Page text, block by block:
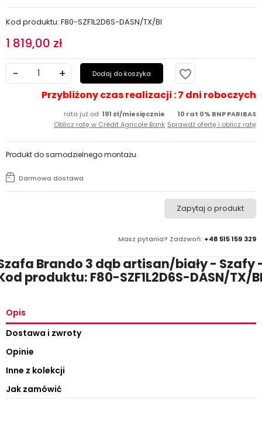
Kod produktu: F80-SZF1L2D6S-DASN/TX/BI
1 819,00 zł
Dodaj do koszyka favorite_border
Przybliżony czas realizacji : 7 dni roboczych
rata już od: 191 zł/miesięcznie
Oblicz ratę w Crédit Agricole Bank
10 rat 0% BNP PARIBAS
Sprawdź ofertę i oblicz ratę
Masz pytania? Zadzwoń: +48 515 159 329
Zapytaj o produkt
Darmowa dostawa
Produkt do samodzielnego montażu.
Brando 3 dąb artisan/biały - Szafy
produktu: F80-SZF1L2D6S-DASN/TX/
Opis
Dostawa i zwroty
Opinie
Inne z kolekcji
Jak zamówić